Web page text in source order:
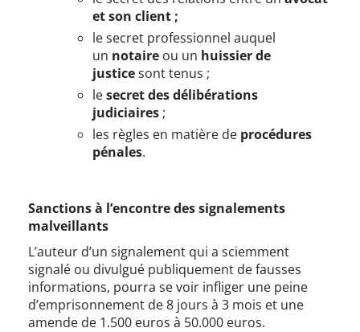
et son client ;
le secret professionnel auquel
un notaire ou un huissier de
justicesont tenus ;
lesecret des délibérations
judiciaires ;
les règles en matière de procédures
pénales.
Sanctions à l’encontre des signalements
malveillants
L’auteur d’un signalement qui a sciemment
signalé ou divulgué publiquement de fausses
informations, pourra se voir infliger une peine
d’emprisonnement de 8 jours à 3 mois et une
amende de 1.500 euros à 50.000 euros.